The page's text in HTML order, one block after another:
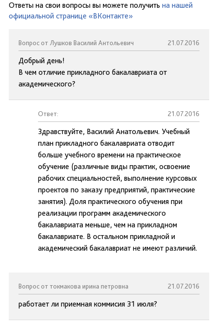
Ответы на свои вопросы вы можете получить на нашей
официальной странице «ВКонтакте»
Вопрос от Лушков Василий Антольевич 21.07.2016
Добрый день!
В чем отличие прикладного бакалавриата от
академического?
Ответ: 21.07.2016
Здравствуйте, Василий Анатольевич. Учебный
план прикладного бакалавриата отводит
больше учебного времени на практическое
обучение (различные виды практик, освоение
рабочих специальностей, выполнение курсовых
проектов по заказу предприятий, практические
занятия). Доля практического обучения при
реализации программ академического
бакалавриата меньше, чем на прикладном
бакалавриате. В остальном прикладной и
академический бакалавриат не имеют различий.
Вопрос от токмакова ирина петровна 21.07.2016
работает ли приемная коммисия 31 июля?